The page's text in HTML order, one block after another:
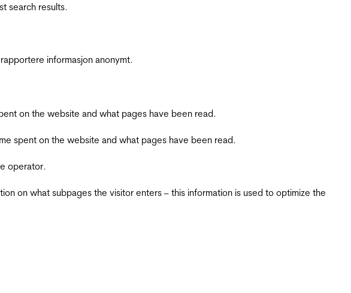
search results.
informasjon anonymt.
on the website and what pages have been read.
spent on the website and what pages have been read.
operator.
on what subpages the visitor enters – this information is used to optimize the